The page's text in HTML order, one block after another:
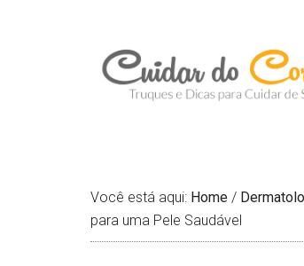
Você está aqui: Home /
para uma Pele Saudável